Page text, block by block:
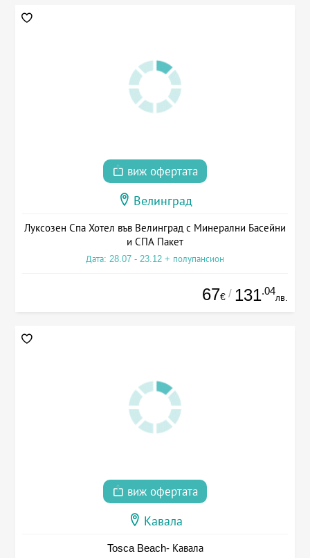
виж офертата
Велинград
Луксозен Спа Хотел във Велинград с Минерални Басейни
и СПА Пакет
Дата: 28.07 - 23.12 + полупансион
67€ / 131.04
лв.
виж офертата
Кавала
Tosca Beach- Кавала